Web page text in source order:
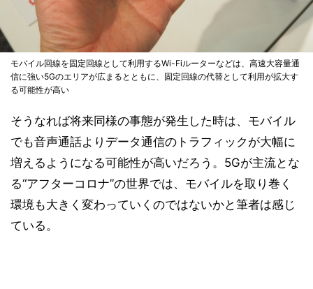
モバイル回線を固定回線として利用するWi-Fiルーターなどは、高速大容量通
信に強い5Gのエリアが広まるとともに、固定回線の代替として利用が拡大す
る可能性が高い
そうなれば将来同様の事態が発生した時は、モバイル
でも音声通話よりデータ通信のトラフィックが大幅に
増えるようになる可能性が高いだろう。5Gが主流とな
る“アフターコロナ”の世界では、モバイルを取り巻く
環境も大きく変わっていくのではないかと筆者は感じ
ている。